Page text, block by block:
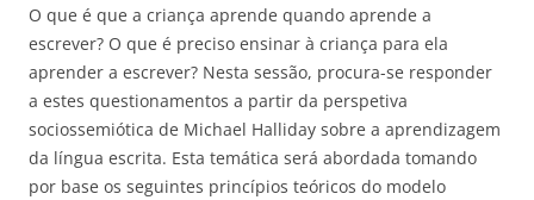
O que é que a criança aprende quando aprende a
escrever? O que é preciso ensinar à criança para ela
aprender a escrever? Nesta sessão, procura-se responder
a estes questionamentos a partir da perspetiva
sociossemiótica de Michael Halliday sobre a aprendizagem
da língua escrita. Esta temática será abordada tomando
por base os seguintes princípios teóricos do modelo